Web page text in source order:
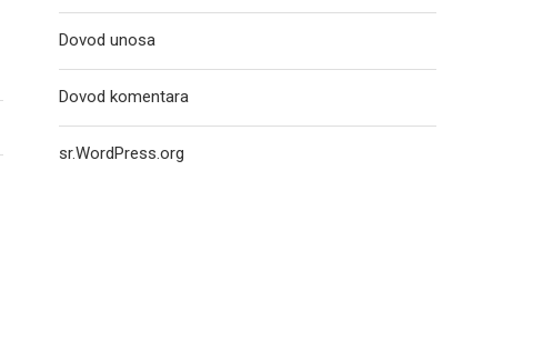
Dovod unosa
Dovod komentara
sr.WordPress.org